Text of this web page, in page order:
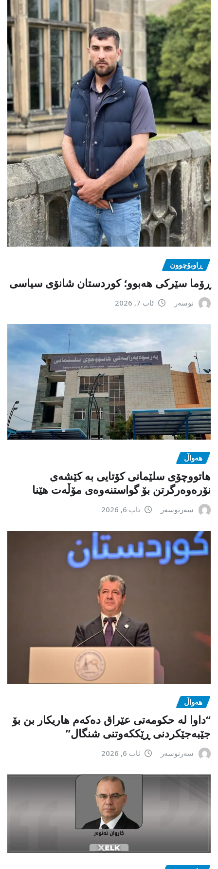
ڕاوبۆچوون
ڕۆما سێرکی هەبوو؛ کوردستان شانۆی سیاسی
نوسەر ئاب 7, 2026
هەواڵ
هاتووچۆی سلێمانی کۆتایی بە کێشەی
نۆرەوەرگرتن بۆ گواستنەوەی مۆڵەت هێنا
سەرنوسەر ئاب 6, 2026
هەواڵ
“داوا لە حكومەتی عێراق دەكەم هاریكار بن بۆ
جێبەجێكردنی ڕێككەوتنی شنگال”
سەرنوسەر ئاب 6, 2026